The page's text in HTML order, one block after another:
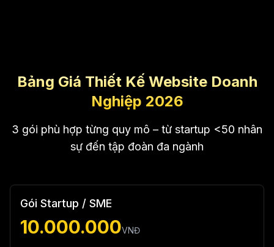
Bảng Giá Thiết Kế Website Doanh
Nghiệp 2026
3 gói phù hợp từng quy mô – từ startup <50 nhân
sự đến tập đoàn đa ngành
Gói Startup / SME
10.000.000VNĐ